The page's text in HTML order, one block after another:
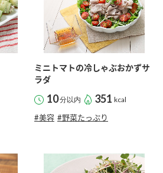
ミニトマトの冷しゃぶおかずサ
ラダ
10分以内 351 kcal
#美容 #野菜たっぷり